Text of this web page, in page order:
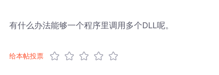
有什么办法能够一个程序里调用多个DLL呢。
给本帖投票